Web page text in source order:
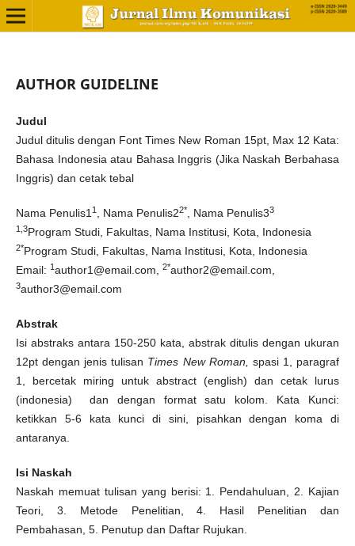
AUTHOR GUIDELINE
Judul
Judul ditulis dengan Font Times New Roman 15pt, Max 12 Kata:
Bahasa Indonesia atau Bahasa Inggris (Jika Naskah Berbahasa
Inggris) dan cetak tebal
Nama Penulis1 1, Nama Penulis22*, Nama Penulis33
1,3Program Studi, Fakultas, Nama Institusi, Kota, Indonesia
2*Program Studi, Fakultas, Nama Institusi, Kota, Indonesia
Email: 1author1@email.com, 2*author2@email.com,
3author3@email.com
Abstrak
Isi abstraks antara 150-250 kata, abstrak ditulis dengan ukuran
12pt dengan jenis tulisan Times New Roman, spasi 1, paragraf
1, bercetak miring untuk abstract (english) dan cetak lurus
(indonesia) dan dengan format satu kolom. Kata Kunci:
ketikkan 5-6 kata kunci di sini, pisahkan dengan koma di
antaranya.
Isi Naskah
Naskah memuat tulisan yang berisi: 1. Pendahuluan, 2. Kajian
Teori, 3. Metode Penelitian, 4. Hasil Penelitian dan
Pembahasan, 5. Penutup dan Daftar Rujukan.